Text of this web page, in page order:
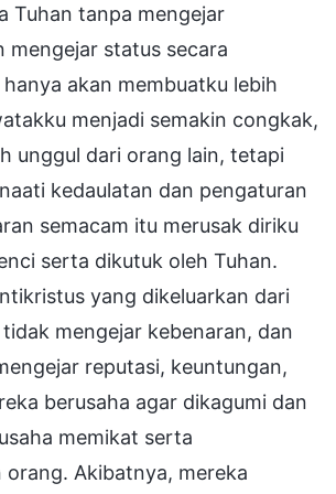
Tuhan tanpa mengejar
mengejar status secara
akan membuatku lebih
menjadi semakin congkak,
unggul dari orang lain, tetapi
kedaulatan dan pengaturan
semacam itu merusak diriku
serta dikutuk oleh Tuhan.
yang dikeluarkan dari
mengejar kebenaran, dan
reputasi, keuntungan,
berusaha agar dikagumi dan
memikat serta
orang. Akibatnya, mereka